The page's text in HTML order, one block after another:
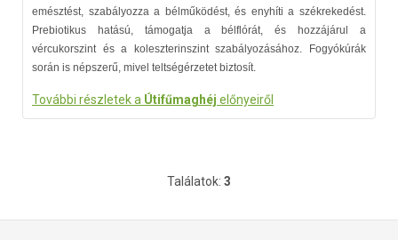
emésztést, szabályozza a bélműködést, és enyhíti a székrekedést.
Prebiotikus hatású, támogatja a bélflórát, és hozzájárul a
vércukorszint és a koleszterinszint szabályozásához. Fogyókúrák
során is népszerű, mivel teltségérzetet biztosít.
További részletek a Útifűmaghéj előnyeiről
Találatok: 3